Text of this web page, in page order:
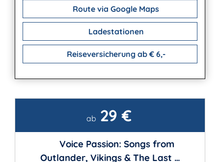
Route via Google Maps
Ladestationen
Reiseversicherung ab € 6,-
ab 29 €
Voice Passion: Songs from
Outlander, Vikings & The Last …